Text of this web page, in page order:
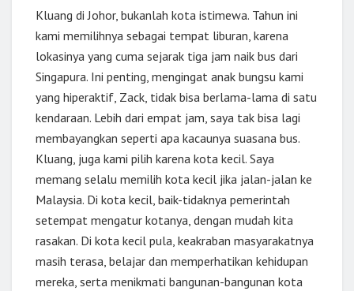
Kluang di Johor, bukanlah kota istimewa. Tahun ini
kami memilihnya sebagai tempat liburan, karena
lokasinya yang cuma sejarak tiga jam naik bus dari
Singapura. Ini penting, mengingat anak bungsu kami
yang hiperaktif, Zack, tidak bisa berlama-lama di satu
kendaraan. Lebih dari empat jam, saya tak bisa lagi
membayangkan seperti apa kacaunya suasana bus.
Kluang, juga kami pilih karena kota kecil. Saya
memang selalu memilih kota kecil jika jalan-jalan ke
Malaysia. Di kota kecil, baik-tidaknya pemerintah
setempat mengatur kotanya, dengan mudah kita
rasakan. Di kota kecil pula, keakraban masyarakatnya
masih terasa, belajar dan memperhatikan kehidupan
mereka, serta menikmati bangunan-bangunan kota